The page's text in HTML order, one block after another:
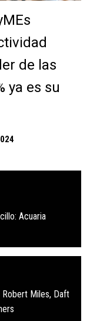
de las
ya es su
Acuaria
Miles, Daft